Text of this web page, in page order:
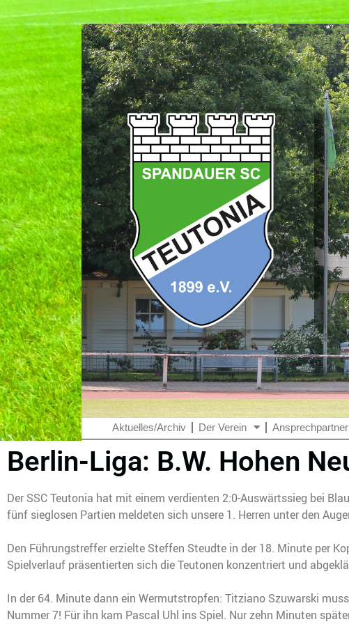
Aktuelles/Archiv Der Verein Ansprechpartner
Berlin-Liga: B.W. Hohen
Der SSC Teutonia hat mit einem verdienten 2:0-Auswärtssieg bei
fünf sieglosen Partien meldeten sich unsere 1. Herren unter den
Den Führungstreffer erzielte Steffen Steudte in der 18. Minute per
Spielverlauf präsentierten sich die Teutonen konzentriert und
In der 64. Minute dann ein Wermutstropfen: Titziano Szuwarski
Nummer 7! Für ihn kam Pascal Uhl ins Spiel. Nur zehn Minuten